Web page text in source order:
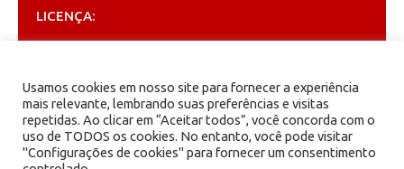
LICENÇA:
Creative Commons
ARQUIVOS
Usamos cookies em nosso site para fornecer a experiência
mais relevante, lembrando suas preferências e visitas
repetidas. Ao clicar em “Aceitar todos”, você concorda com o
uso de TODOS os cookies. No entanto, você pode visitar
"Configurações de cookies" para fornecer um consentimento